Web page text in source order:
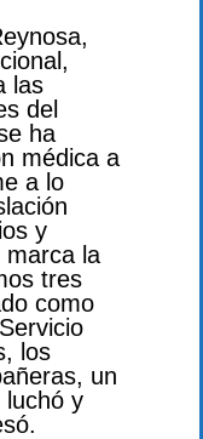
las
del
ha
médica a
a lo
y
marca la
tres
como
los
un
luchó y